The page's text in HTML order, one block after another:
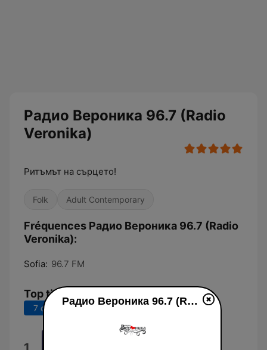
Радио Вероника 96.7 (Radio
Veronika)
Ритъмът на сърцето!
Folk Adult Contemporary
Fréquences Радио Вероника 96.7 (Radio
Veronika):
Sofia: 96.7 FM
Top titres
7 derniers jours 30 derniers jours
Радио Вероника 96.7 (Radio Veronika) en ligne